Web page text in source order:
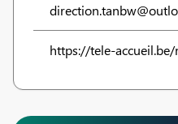
https://tele-